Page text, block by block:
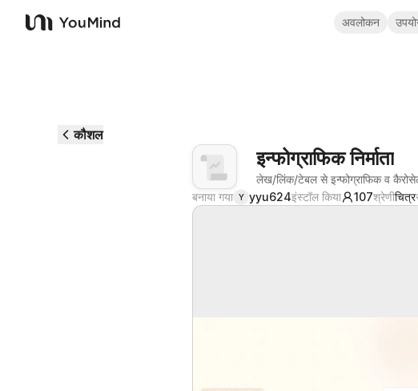
YouMind
अवलोकन
कौशल
इन्फोग्राफिक निर्माता
लेख/लिंक/टेबल से इन्फोग्राफिक व
बनाया गया Y yyu624इंस्टॉल किया 107श्रेणीचित्र